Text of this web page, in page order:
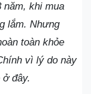
năm, khi mua
lắm. Nhưng
toàn khỏe
vì lý do này
đây.